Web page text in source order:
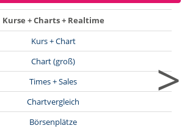
Kurse + Charts + Realtime
Kurs + Chart
Chart (groß)
Times + Sales
Chartvergleich
Börsenplätze
>